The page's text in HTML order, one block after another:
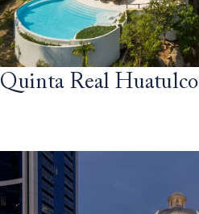
Quinta Real Huatulco